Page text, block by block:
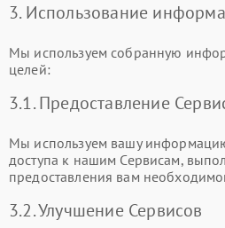
3. Использование
Мы используем собранную
целей:
3.1. Предоставление
Мы используем вашу
доступа к нашим Сервисам,
предоставления вам
3.2. Улучшение Сервисов